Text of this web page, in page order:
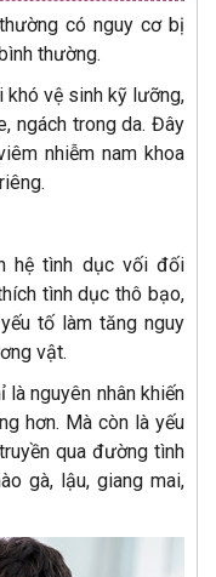
có nguy cơ bị
thường.
khó vệ sinh kỹ lưỡng,
ngách trong da. Đây
nhiễm nam khoa
hệ tình dục vối đối
tình dục thô bạo,
tố làm tăng nguy
vật.
nguyên nhân khiến
hơn. Mà còn là yếu
qua đường tình
gà, lậu, giang mai,